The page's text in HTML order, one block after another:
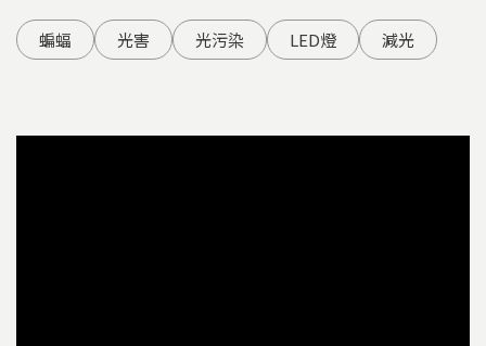
蝙蝠 光害 光污染 LED燈 減光